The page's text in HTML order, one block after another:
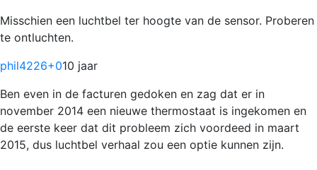
Misschien een luchtbel ter hoogte van de sensor. Proberen
te ontluchten.
phil4226+010 jaar
Ben even in de facturen gedoken en zag dat er in
november 2014 een nieuwe thermostaat is ingekomen en
de eerste keer dat dit probleem zich voordeed in maart
2015, dus luchtbel verhaal zou een optie kunnen zijn.